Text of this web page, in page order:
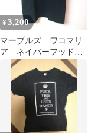
¥ 3,200
マーブルズ ワコマリ
ア ネイバーフッド
テンダーロイン チャ
レンジャー マシス